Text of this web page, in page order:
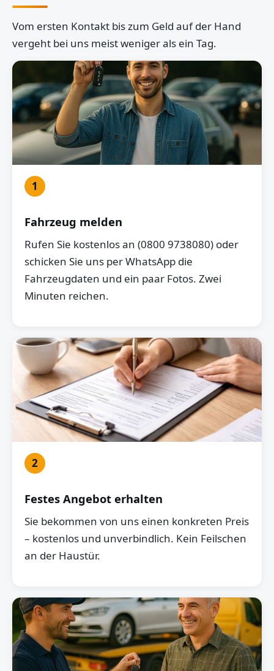
Vom ersten Kontakt bis zum Geld auf der Hand
vergeht bei uns meist weniger als ein Tag.
1
Fahrzeug melden
Rufen Sie kostenlos an (0800 9738080) oder
schicken Sie uns per WhatsApp die
Fahrzeugdaten und ein paar Fotos. Zwei
Minuten reichen.
2
Festes Angebot erhalten
Sie bekommen von uns einen konkreten Preis
– kostenlos und unverbindlich. Kein Feilschen
an der Haustür.